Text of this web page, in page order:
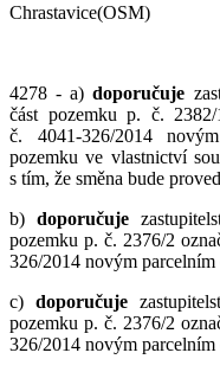
Chrastavice(OSM)
4278 - a)doporučuje
část pozemku p. č. 2382/
č. 4041-326/2014
pozemku ve vlastnictví
s tím, že směna bude
b) doporučuje
pozemku p. č. 2376/2
326/2014 novým
c)doporučuje
pozemku p. č. 2376/2
326/2014 novým